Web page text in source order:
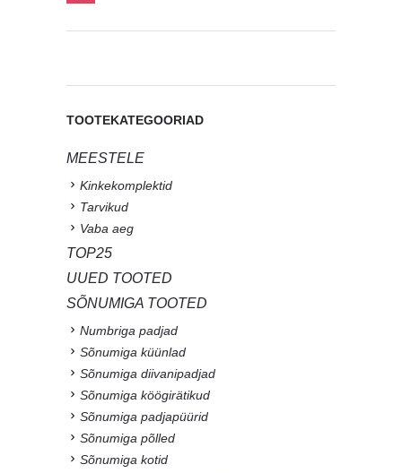
TOOTEKATEGOORIAD
MEESTELE
Kinkekomplektid
Tarvikud
Vaba aeg
TOP25
UUED TOOTED
SÕNUMIGA TOOTED
Numbriga padjad
Sõnumiga küünlad
Sõnumiga diivanipadjad
Sõnumiga köögirätikud
Sõnumiga padjapüürid
Sõnumiga põlled
Sõnumiga kotid